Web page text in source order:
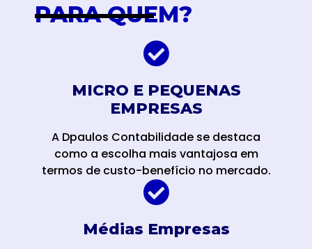
PARA QUEM?
MICRO E PEQUENAS
EMPRESAS
A Dpaulos Contabilidade se destaca
como a escolha mais vantajosa em
termos de custo-benefício no mercado.
Médias Empresas